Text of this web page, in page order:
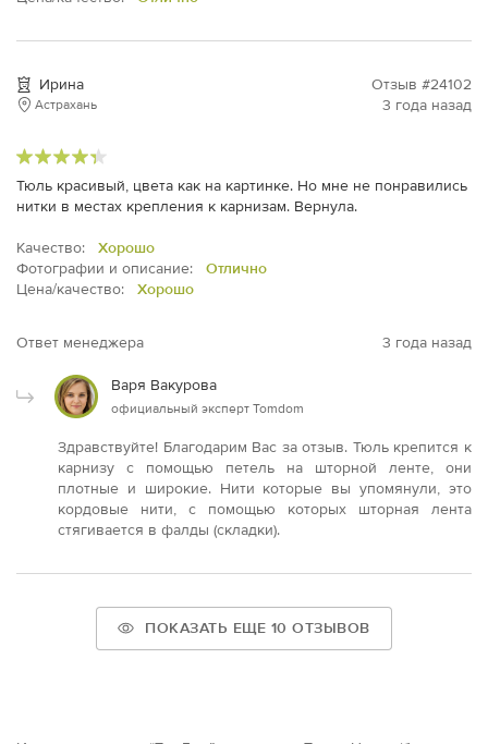
Отзыв #24102
3 года назад
Ирина
Астрахань
Тюль красивый, цвета как на картинке. Но мне не понравились
нитки в местах крепления к карнизам. Вернула.
Качество:
Хорошо
Фотографии и описание:
Отлично
Цена/качество:
Хорошо
Ответ менеджера 3 года назад
Варя Вакурова
официальный эксперт Tomdom
Здравствуйте! Благодарим Вас за отзыв. Тюль крепится к
карнизу с помощью петель на шторной ленте, они
плотные и широкие. Нити которые вы упомянули, это
кордовые нити, с помощью которых шторная лента
стягивается в фалды (складки).
ПОКАЗАТЬ ЕЩЕ 10 ОТЗЫВОВ